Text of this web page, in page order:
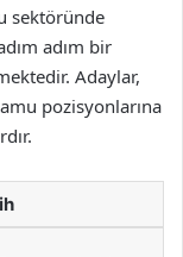
sektöründe
adım bir
Adaylar,
pozisyonlarına